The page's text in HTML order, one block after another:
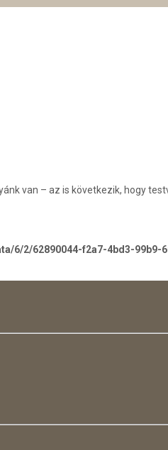
van – az is következik, hogy
6/2/62890044-f2a7-4bd3-99b9-